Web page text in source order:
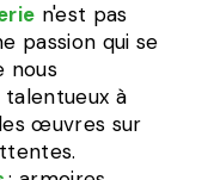
n'est pas
passion qui se
nous
talentueux à
œuvres sur